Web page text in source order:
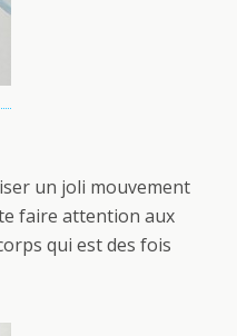
un joli mouvement
faire attention aux
qui est des fois